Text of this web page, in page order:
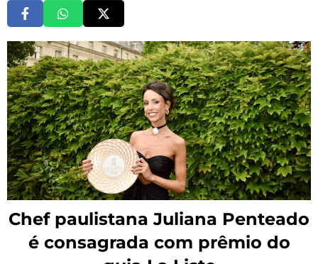
Chef paulistana Juliana Penteado
é consagrada com prêmio do